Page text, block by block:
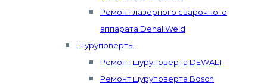
Ремонт лазерного сварочного
аппарата DenaliWeld
Шуруповерты
Ремонт шуруповерта DEWALT
Ремонт шуруповерта Bosch